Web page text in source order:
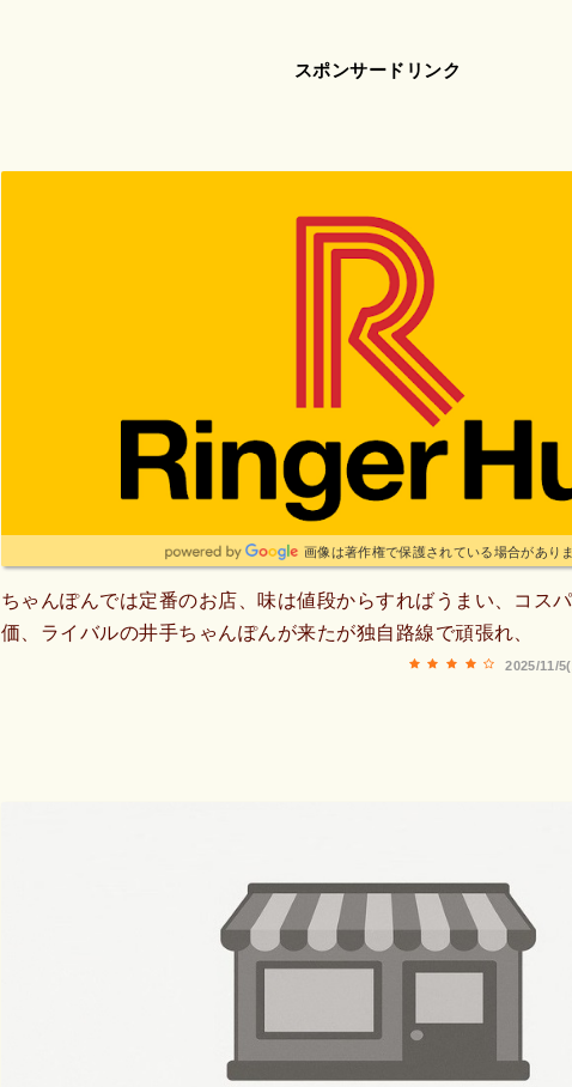
スポンサードリンク
画像は著作権で保護されている場合がありま
ちゃんぽんでは定番のお店、味は値段からすればうまい、コス
価、ライバルの井手ちゃんぽんが来たが独自路線で頑張れ、
2025/11/